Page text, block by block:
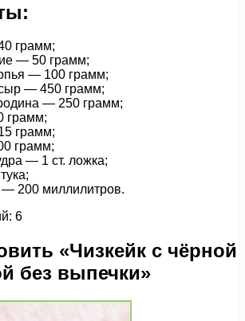
грамм;
— 50 грамм;
— 100 грамм;
— 450 грамм;
— 250 грамм;
грамм;
грамм;
грамм;
— 1 ст. ложка;
200 миллилитров.
6
«Чизкейк с чёрной
без выпечки»